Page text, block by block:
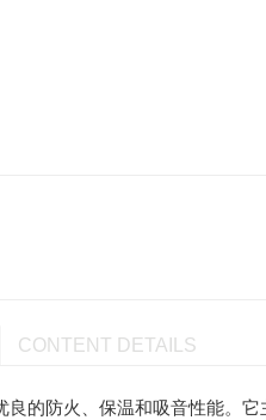
CONTENT DETAILS
的防火、保温和吸音性能。它